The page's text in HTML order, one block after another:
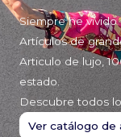
Siempre he vivido
Artículos de
Articulo de lujo,
estado.
Descubre todos
Ver catálogo de